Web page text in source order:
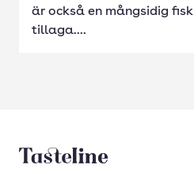
är också en mångsidig
tillaga....
Tasteline startsida